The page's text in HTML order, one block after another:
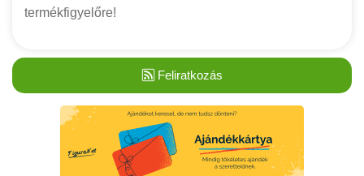
termékfigyelőre!
Feliratkozás